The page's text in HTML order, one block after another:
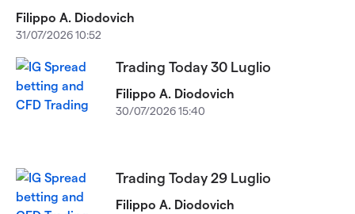
Filippo A. Diodovich
31/07/2026 10:52
Trading Today 30 Luglio
Filippo A. Diodovich
30/07/2026 15:40
Trading Today 29 Luglio
Filippo A. Diodovich